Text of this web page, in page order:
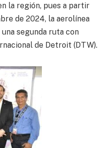
la región, pues a partir
de 2024, la aerolínea
segunda ruta con
de Detroit (DTW).